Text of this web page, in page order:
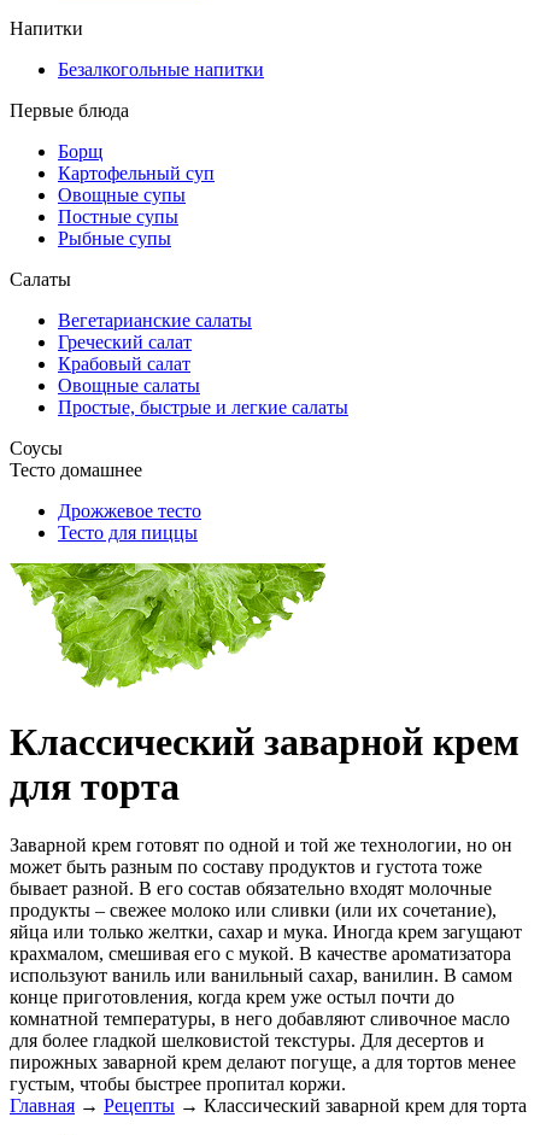
Напитки
Безалкогольные напитки
Первые блюда
Борщ
Картофельный суп
Овощные супы
Постные супы
Рыбные супы
Салаты
Вегетарианские салаты
Греческий салат
Крабовый салат
Овощные салаты
Простые, быстрые и легкие салаты
Соусы
Тесто домашнее
Дрожжевое тесто
Тесто для пиццы
Классический заварной крем
для торта
Заварной крем готовят по одной и той же технологии, но он
может быть разным по составу продуктов и густота тоже
бывает разной. В его состав обязательно входят молочные
продукты – свежее молоко или сливки (или их сочетание),
яйца или только желтки, сахар и мука. Иногда крем загущают
крахмалом, смешивая его с мукой. В качестве ароматизатора
используют ваниль или ванильный сахар, ванилин. В самом
конце приготовления, когда крем уже остыл почти до
комнатной температуры, в него добавляют сливочное масло
для более гладкой шелковистой текстуры. Для десертов и
пирожных заварной крем делают погуще, а для тортов менее
густым, чтобы быстрее пропитал коржи.
Главная → Рецепты → Классический заварной крем для торта